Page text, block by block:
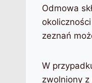
Odmowa
zeznań
W
zwolniony